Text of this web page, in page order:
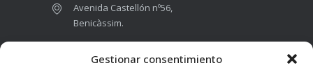
Gestionar consentimiento
Avenida Castellón nº56,
Benicàssim.
665 787 673